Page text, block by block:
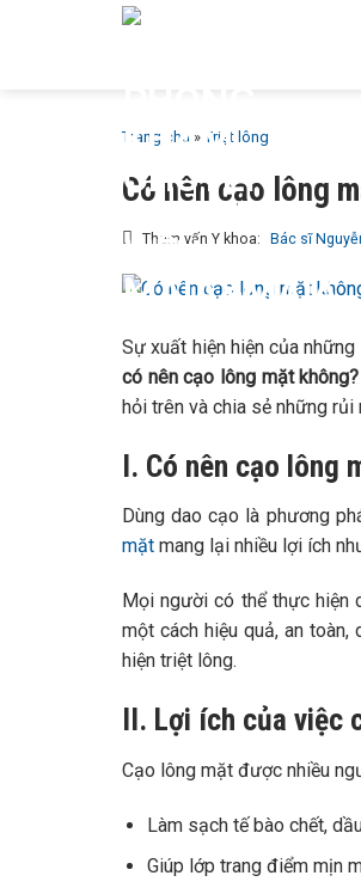
Trang chủ » Triệt lông
Có nên cạo lông
Tham vấn Y khoa: Bác sĩ
Sự xuất hiện hiện của
có nên cạo lông mặt không?
hỏi trên và chia sẻ những
I. Có nên cạo lông
Dùng dao cạo là phương
mặt mang lại nhiều lợi ích
Mọi người có thể thực hiện
một cách hiệu quả, an
hiện triệt lông.
II. Lợi ích của việc
Cạo lông mặt được nhiều
Làm sạch tế bào chết,
Giúp lớp trang điểm mịn